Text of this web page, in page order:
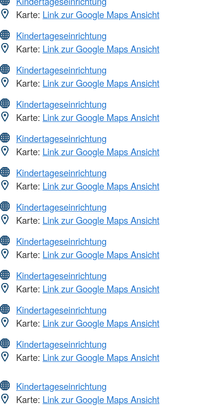
Karte: Link zur Google Maps Ansicht
Kindertageseinrichtung
Karte: Link zur Google Maps Ansicht
Kindertageseinrichtung
Karte: Link zur Google Maps Ansicht
Kindertageseinrichtung
Karte: Link zur Google Maps Ansicht
Kindertageseinrichtung
Karte: Link zur Google Maps Ansicht
Kindertageseinrichtung
Karte: Link zur Google Maps Ansicht
Kindertageseinrichtung
Karte: Link zur Google Maps Ansicht
Kindertageseinrichtung
Karte: Link zur Google Maps Ansicht
Kindertageseinrichtung
Karte: Link zur Google Maps Ansicht
Kindertageseinrichtung
Karte: Link zur Google Maps Ansicht
Kindertageseinrichtung
Karte: Link zur Google Maps Ansicht
Kindertageseinrichtung
Karte: Link zur Google Maps Ansicht